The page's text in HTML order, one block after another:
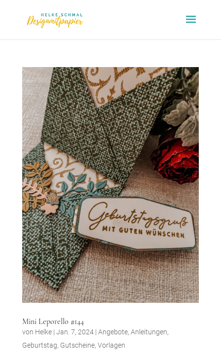
Mini Leporello #144
von Helke| Jan. 7, 2024| Angebote, Anleitungen,
Geburtstag, Gutscheine, Vorlagen